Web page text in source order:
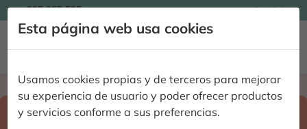
Esta página web usa cookies
Usamos cookies propias y de terceros para mejorar
su experiencia de usuario y poder ofrecer productos
y servicios conforme a sus preferencias.
935 955 525 Español
 
Home Enviar flores a domicilio Madrid
Selecciona destino y fecha de entrega